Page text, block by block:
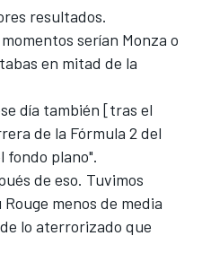
resultados.
serían Monza o
en mitad de la
día también [tras el
de la Fórmula 2 del
fondo plano".
de eso. Tuvimos
menos de media
lo aterrorizado que